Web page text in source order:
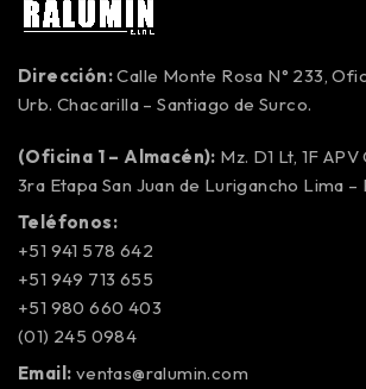
Dirección:Calle Monte Rosa N° 233,
Urb. Chacarilla – Santiago de Surco.
(Oficina 1 – Almacén): Mz. D1 Lt, 1F
3ra Etapa San Juan de Lurigancho Lima –
Teléfonos:
+51 941 578 642
+51 949 713 655
+51 980 660 403
(01) 245 0984
Email: ventas@ralumin.com